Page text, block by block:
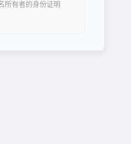
所有者的身份证明